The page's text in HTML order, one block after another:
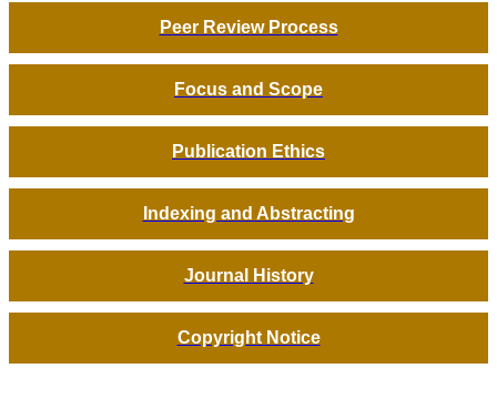
Peer Review Process
Focus and Scope
Publication Ethics
Indexing and Abstracting
Journal History
Copyright Notice